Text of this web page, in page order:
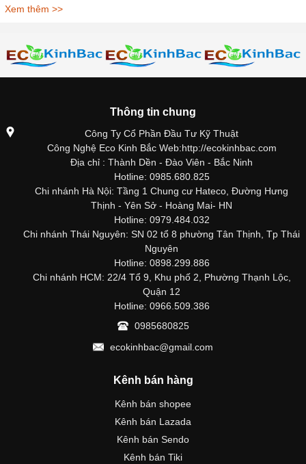
Xem thêm >>
Thông tin chung
Công Ty Cổ Phần Đầu Tư Kỹ Thuật
Công Nghệ Eco Kinh Bắc Web:http://ecokinhbac.com
Địa chỉ : Thành Dền - Đào Viên - Bắc Ninh
Hotline: 0985.680.825
Chi nhánh Hà Nội: Tầng 1 Chung cư Hateco, Đường Hưng
Thịnh - Yên Sở - Hoàng Mai- HN
Hotline: 0979.484.032
Chi nhánh Thái Nguyên: SN 02 tổ 8 phường Tân Thịnh, Tp Thái
Nguyên
Hotline: 0898.299.886
Chi nhánh HCM: 22/4 Tổ 9, Khu phố 2, Phường Thạnh Lộc,
Quận 12
Hotline: 0966.509.386
0985680825
ecokinhbac@gmail.com
Kênh bán hàng
Kênh bán shopee
Kênh bán Lazada
Kênh bán Sendo
Kênh bán Tiki